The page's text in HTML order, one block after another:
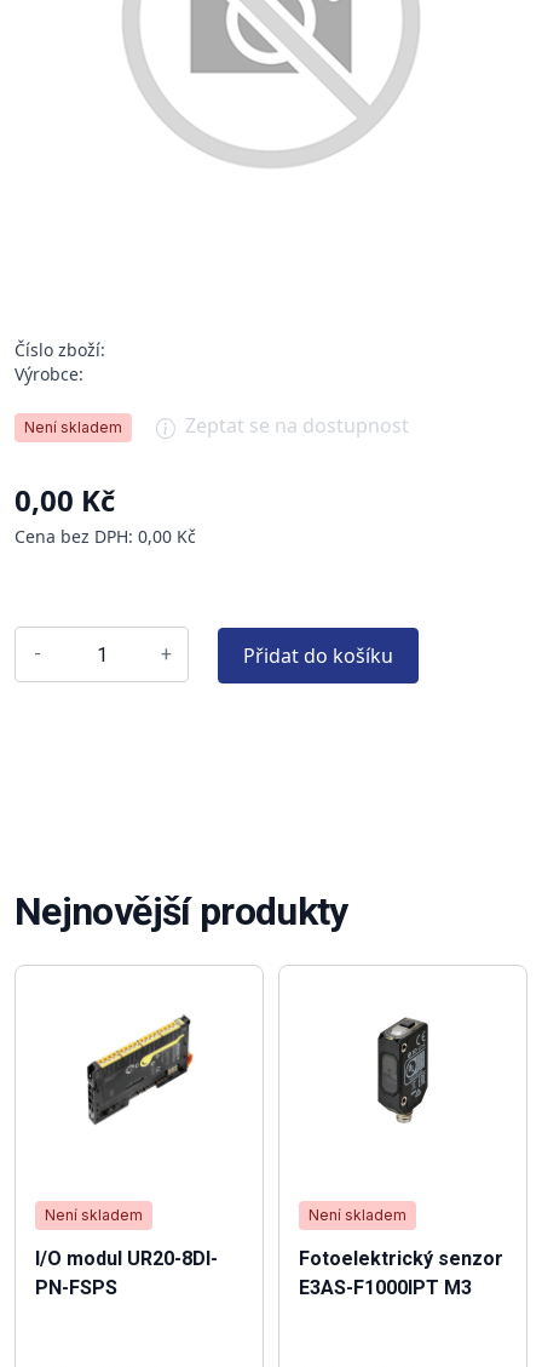
Číslo zboží:
Výrobce:
Není skladem Zeptat se na dostupnost
0,00 Kč
Cena bez DPH: 0,00 Kč
- + Přidat do košíku
Nejnovější produkty
Není skladem
I/O modul UR20-8DI-
PN-FSPS
Není skladem
Fotoelektrický senzor
E3AS-F1000IPT M3